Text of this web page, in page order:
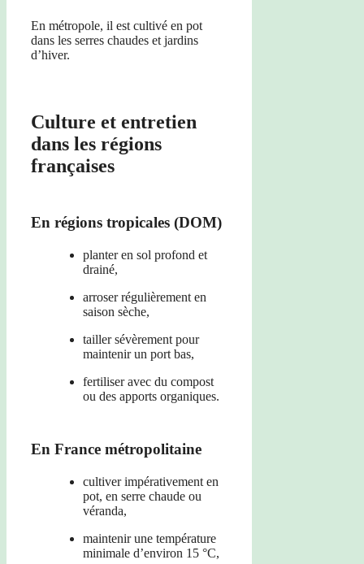
En métropole, il est cultivé en pot
dans les serres chaudes et jardins
d’hiver.
Culture et entretien
dans les régions
françaises
En régions tropicales (DOM)
planter en sol profond et
drainé,
arroser régulièrement en
saison sèche,
tailler sévèrement pour
maintenir un port bas,
fertiliser avec du compost
ou des apports organiques.
En France métropolitaine
cultiver impérativement en
pot, en serre chaude ou
véranda,
maintenir une température
minimale d’environ 15 °C,